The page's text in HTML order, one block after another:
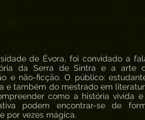
de Évora, foi convidado a
da Serra de Sintra e a arte
e não-ficção. O público:
e também do mestrado em
como a história vivida
podem encontrar-se de
por vezes mágica.